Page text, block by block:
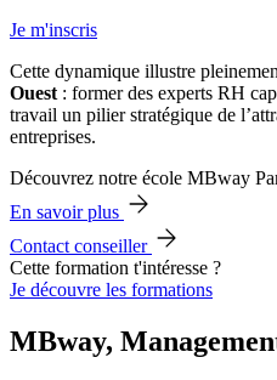
Je m'inscris
Cette dynamique illustre
Ouest : former des experts RH
travail un pilier stratégique de
entreprises.
Découvrez notre école MBway
En savoir plus
Contact conseiller
Cette formation t'intéresse ?
Je découvre les formations
MBway,